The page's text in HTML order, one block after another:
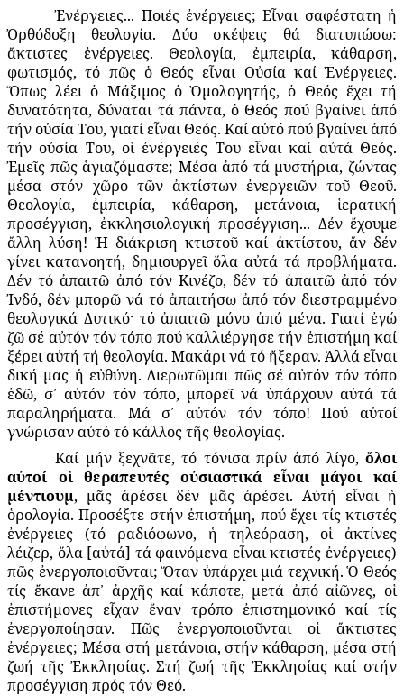
Ἐνέργειες... Ποιές ἐνέργειες; Εἶναι σαφέστατη ἡ
Ὀρθόδοξη θεολογία. Δύο σκέψεις θά διατυπώσω:
ἄκτιστες ἐνέργειες. Θεολογία, ἐμπειρία, κάθαρση,
φωτισμός, τό πῶς ὁ Θεός εἶναι Οὐσία καί Ἐνέργειες.
Ὅπως λέει ὁ Μάξιμος ὁ Ὁμολογητής, ὁ Θεός ἔχει τή
δυνατότητα, δύναται τά πάντα, ὁ Θεός πού βγαίνει ἀπό
τήν οὐσία Του, γιατί εἶναι Θεός. Καί αὐτό πού βγαίνει ἀπό
τήν οὐσία Του, οἱ ἐνέργειές Του εἶναι καί αὐτά Θεός.
Ἐμεῖς πῶς ἁγιαζόμαστε; Μέσα ἀπό τά μυστήρια, ζώντας
μέσα στόν χῶρο τῶν ἀκτίστων ἐνεργειῶν τοῦ Θεοῦ.
Θεολογία, ἐμπειρία, κάθαρση, μετάνοια, ἱερατική
προσέγγιση, ἐκκλησιολογική προσέγγιση... Δέν ἔχουμε
ἄλλη λύση! Ἡ διάκριση κτιστοῦ καί ἀκτίστου, ἄν δέν
γίνει κατανοητή, δημιουργεῖ ὅλα αὐτά τά προβλήματα.
Δέν τό ἀπαιτῶ ἀπό τόν Κινέζο, δέν τό ἀπαιτῶ ἀπό τόν
Ἰνδό, δέν μπορῶ νά τό ἀπαιτήσω ἀπό τόν διεστραμμένο
θεολογικά Δυτικό· τό ἀπαιτῶ μόνο ἀπό μένα. Γιατί ἐγώ
ζῶ σέ αὐτόν τόν τόπο πού καλλιέργησε τήν ἐπιστήμη καί
ξέρει αὐτή τή θεολογία. Μακάρι νά τό ἤξεραν. Ἀλλά εἶναι
δική μας ἡ εὐθύνη. Διερωτῶμαι πῶς σέ αὐτόν τόν τόπο
ἐδῶ, σ᾽ αὐτόν τόν τόπο, μπορεῖ νά ὑπάρχουν αὐτά τά
παραληρήματα. Μά σ᾽ αὐτόν τόν τόπο! Πού αὐτοί
γνώρισαν αὐτό τό κάλλος τῆς θεολογίας.
Καί μήν ξεχνᾶτε, τό τόνισα πρίν ἀπό λίγο, ὅλοι
αὐτοί οἱ θεραπευτές οὐσιαστικά εἶναι μάγοι καί
μέντιουμ, μᾶς ἀρέσει δέν μᾶς ἀρέσει. Αὐτή εἶναι ἡ
ὁρολογία. Προσέξτε στήν ἐπιστήμη, πού ἔχει τίς κτιστές
ἐνέργειες (τό ραδιόφωνο, ἡ τηλεόραση, οἱ ἀκτίνες
λέιζερ, ὅλα [αὐτά] τά φαινόμενα εἶναι κτιστές ἐνέργειες)
πῶς ἐνεργοποιοῦνται; Ὅταν ὑπάρχει μιά τεχνική. Ὁ Θεός
τίς ἔκανε ἀπ᾽ ἀρχῆς καί κάποτε, μετά ἀπό αἰῶνες, οἱ
ἐπιστήμονες εἶχαν ἕναν τρόπο ἐπιστημονικό καί τίς
ἐνεργοποίησαν. Πῶς ἐνεργοποιοῦνται οἱ ἄκτιστες
ἐνέργειες; Μέσα στή μετάνοια, στήν κάθαρση, μέσα στή
ζωή τῆς Ἐκκλησίας. Στή ζωή τῆς Ἐκκλησίας καί στήν
προσέγγιση πρός τόν Θεό.